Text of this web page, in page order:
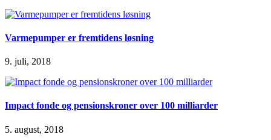
Varmepumper er fremtidens løsning
9. juli, 2018
Impact fonde og pensionskroner over 100 milliarder
5. august, 2018